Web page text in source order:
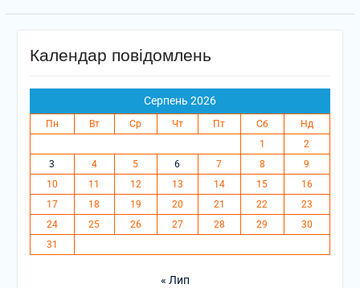
Календар повідомлень
Серпень 2026
Пн Вт Ср Чт Пт Сб
Нд
1
2
3
4 5 6 7 8
9
10
11 12 13 14 15
16
17
18 19 20 21 22
23
24
25 26 27 28 29
30
31
« Лип